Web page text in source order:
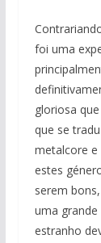
foi uma
gloriosa
que se
metalcore e
estes
serem
uma
estranho